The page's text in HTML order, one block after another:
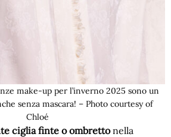
make-up per l’inverno 2025 sono un
senza mascara! – Photo courtesy of
Chloé
ciglia finte o ombrettonella